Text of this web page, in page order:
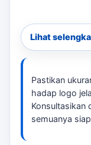
menarik
acara. Dengan
desain yang bisa
menampilkan
Pastikan Anda
dan listrik, serta
lancar. Jika
custom ukuran
menjaga brief
Lihat
Pastikan
hadap logo
Konsultasikan
semuanya